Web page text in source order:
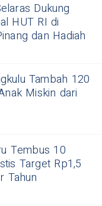
Dukung
HUT RI di
dan Hadiah
Tambah 120
Miskin dari
Tembus 10
Target Rp1,5
Tahun